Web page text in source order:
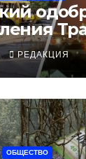
РЕДАКЦИЯ
ОБЩЕСТВО